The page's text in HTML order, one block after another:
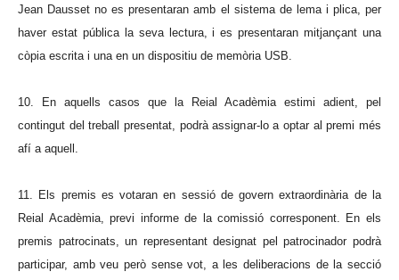
Jean Dausset no es presentaran amb el sistema de lema i plica, per
haver estat pública la seva lectura, i es presentaran mitjançant una
còpia escrita i una en un dispositiu de memòria USB.
10. En aquells casos que la Reial Acadèmia estimi adient, pel
contingut del treball presentat, podrà assignar-lo a optar al premi més
afí a aquell.
11. Els premis es votaran en sessió de govern extraordinària de la
Reial Acadèmia, previ informe de la comissió corresponent. En els
premis patrocinats, un representant designat pel patrocinador podrà
participar, amb veu però sense vot, a les deliberacions de la secció